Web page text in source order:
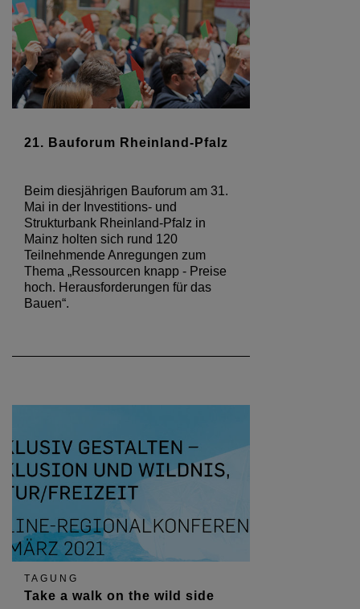
21. Bauforum Rheinland-Pfalz
Beim diesjährigen Bauforum am 31.
Mai in der Investitions- und
Strukturbank Rheinland-Pfalz in
Mainz holten sich rund 120
Teilnehmende Anregungen zum
Thema „Ressourcen knapp - Preise
hoch. Herausforderungen für das
Bauen“.
TAGUNG
Take a walk on the wild side